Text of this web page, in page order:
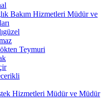
Bakım Hizmetleri Müdür ve
Teymuri
Hizmetleri Müdür ve Müdür